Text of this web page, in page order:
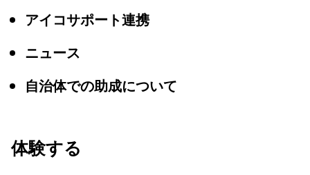
アイコサポート連携
ニュース
自治体での助成について
体験する